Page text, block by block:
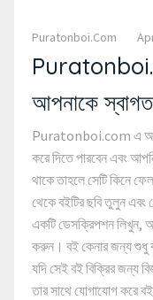
Puratonboi.com
আপনাকে
Puratonboi.com এ
করে দিতে পারবেন এবং
থাকে তাহলে সেটি কিনে
থেকে বইটির ছবি তুলুন এবং
একটি ডেসক্রিপশন লিখুন,
করুন। বই কেনার জন্য শুধু
যদি সেই বই বিক্রির জন্য
তার সাথে যোগাযোগ করে